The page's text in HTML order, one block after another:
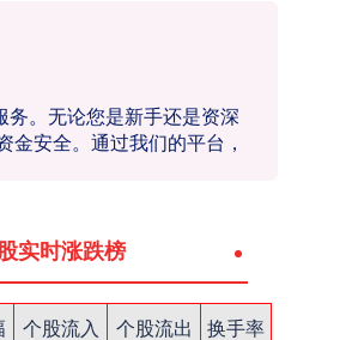
。无论您是新手还是资深
安全。通过我们的平台，
实时涨跌榜
个股流入 个股流出
换手率